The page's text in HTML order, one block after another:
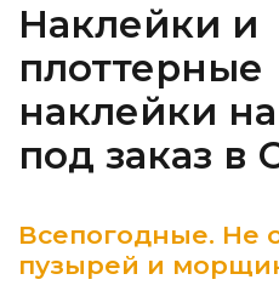
Наклейки и
плоттерные
наклейки
под заказ в
Всепогодные. Не
пузырей и